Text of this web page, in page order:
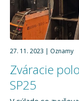
27. 11. 2023 Oznamy
Zváracie
SP25